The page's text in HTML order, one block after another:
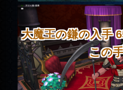
大魔王の鎌の入手
この